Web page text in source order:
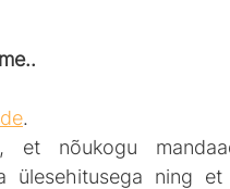
.
, et nõukogu
ülesehitusega ning